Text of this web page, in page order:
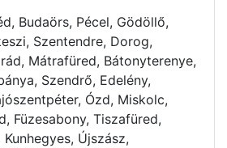
Budaörs, Pécel, Gödöllő,
Szentendre, Dorog,
Mátrafüred, Bátonyterenye,
Szendrő, Edelény,
Ózd, Miskolc,
Füzesabony, Tiszafüred,
Újszász,